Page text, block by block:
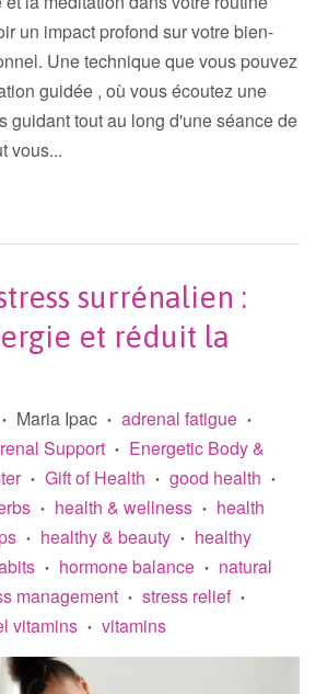
un impact profond sur votre bien-
Une technique que vous pouvez
guidée , où vous écoutez une
guidant tout au long d'une séance de
vous...
surrénalien :
et réduit la
• Maria Ipac • adrenal fatigue •
Support •
Energetic Body &
• Gift of Health • good health •
• health & wellness •
health
• healthy & beauty •
healthy
• hormone balance •
natural
management • stress relief •
vitamins • vitamins